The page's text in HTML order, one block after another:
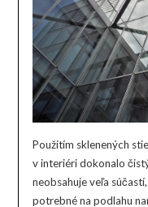
Použitím sklenených
v interiéri dokonalo
neobsahuje veľa
potrebné na podlahu